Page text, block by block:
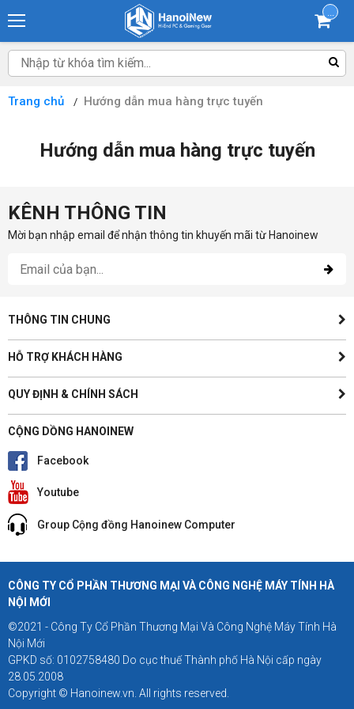
Trang chủ Hướng dẫn mua hàng trực tuyến
Hướng dẫn mua hàng trực tuyến
KÊNH THÔNG TIN
Mời bạn nhập email để nhận thông tin khuyến mãi từ Hanoinew
THÔNG TIN CHUNG
HỖ TRỢ KHÁCH HÀNG
QUY ĐỊNH & CHÍNH SÁCH
CỘNG DỒNG HANOINEW
Facebook
Youtube
Group Cộng đồng Hanoinew Computer
CÔNG TY CỔ PHẦN THƯƠNG MẠI VÀ CÔNG NGHỆ MÁY TÍNH HÀ
NỘI MỚI
©2021 - Công Ty Cổ Phần Thương Mại Và Công Nghệ Máy Tính Hà
Nội Mới
GPKD số: 0102758480 Do cục thuế Thành phố Hà Nội cấp ngày
28.05.2008
Copyright © Hanoinew.vn. All rights reserved.